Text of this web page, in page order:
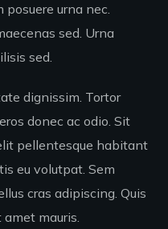
urna nec.
sed. Urna
sed.
dignissim. Tortor
donec ac odio. Sit
pellentesque habitant
eu volutpat. Sem
cras adipiscing. Quis
mauris.